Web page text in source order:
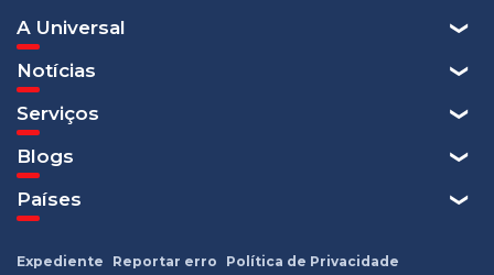
A Universal
Notícias
Serviços
Blogs
Países
Expediente Reportar erro Política de Privacidade